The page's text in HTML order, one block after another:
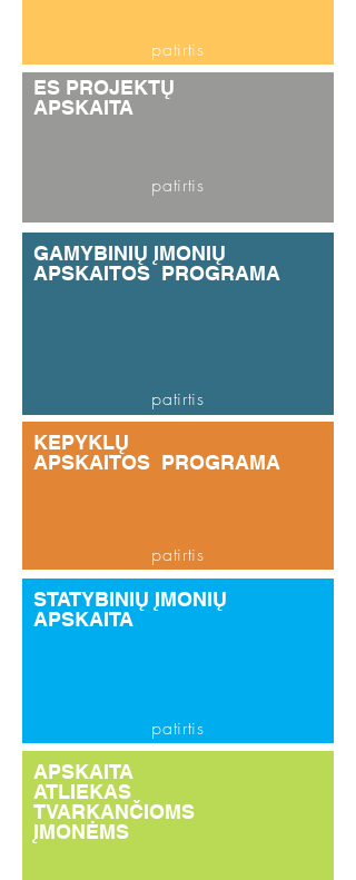
patirtis
ES PROJEKTŲ
APSKAITA
patirtis
GAMYBINIŲ ĮMONIŲ
APSKAITOS PROGRAMA
patirtis
KEPYKLŲ
APSKAITOS PROGRAMA
patirtis
STATYBINIŲ ĮMONIŲ
APSKAITA
patirtis
APSKAITA
ATLIEKAS
TVARKANČIOMS
ĮMONĖMS